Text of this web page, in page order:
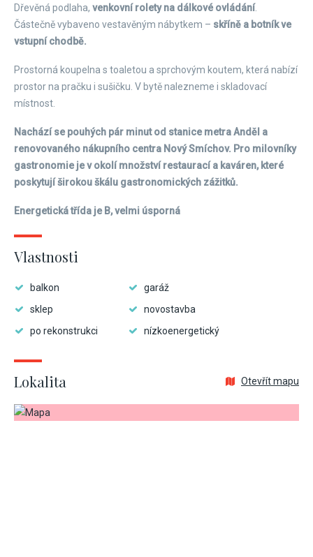
Dřevěná podlaha, venkovní rolety na dálkové ovládání.
Částečně vybaveno vestavěným nábytkem – skříně a botník ve
vstupní chodbě.
Prostorná koupelna s toaletou a sprchovým koutem, která nabízí
prostor na pračku i sušičku. V bytě nalezneme i skladovací
místnost.
Nachází se pouhých pár minut od stanice metra Anděl a
renovovaného nákupního centra Nový Smíchov. Pro milovníky
gastronomie je v okolí množství restaurací a kaváren, které
poskytují širokou škálu gastronomických zážitků.
Energetická třída je B, velmi úsporná
Vlastnosti
balkon
garáž
sklep
novostavba
po rekonstrukci
nízkoenergetický
Lokalita Otevřít mapu